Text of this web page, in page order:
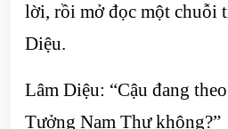
lời, rồi mở đọc một chuỗi
Diệu.
Lâm Diệu: “Cậu đang
Tưởng Nam Thư không?”